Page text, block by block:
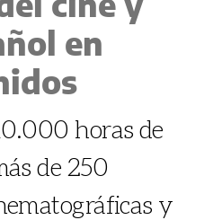
en
horas de
de 250
y